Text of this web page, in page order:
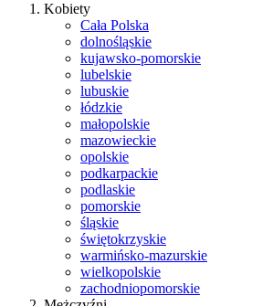
Kobiety
Cała Polska
dolnośląskie
kujawsko-pomorskie
lubelskie
lubuskie
łódzkie
małopolskie
mazowieckie
opolskie
podkarpackie
podlaskie
pomorskie
śląskie
świętokrzyskie
warmińsko-mazurskie
wielkopolskie
zachodniopomorskie